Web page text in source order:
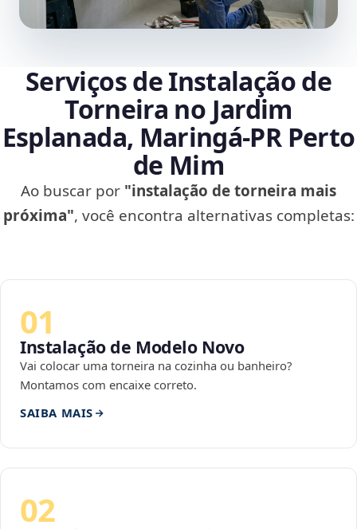
Serviços de Instalação de
Torneira no Jardim
Esplanada, Maringá‑PR Perto
de Mim
Ao buscar por "instalação de torneira mais
próxima", você encontra alternativas completas:
01
Instalação de Modelo Novo
Vai colocar uma torneira na cozinha ou banheiro?
Montamos com encaixe correto.
SAIBA MAIS
02